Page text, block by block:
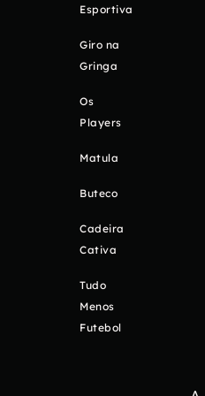
Esportiva
Giro na
Gringa
Os
Players
Matula
Buteco
Cadeira
Cativa
Tudo
Menos
Futebol